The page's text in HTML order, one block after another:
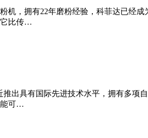
机，拥有22年磨粉经验，科菲达已经
它比传…
出具有国际先进技术水平，拥有多
能可…